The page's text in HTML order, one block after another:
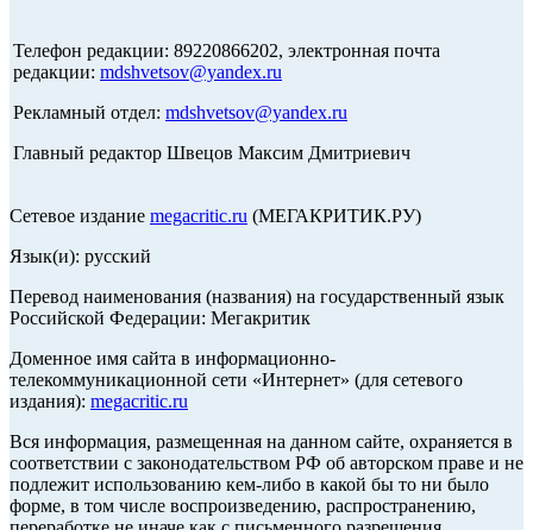
Телефон редакции: 89220866202, электронная почта
редакции: mdshvetsov@yandex.ru
Рекламный отдел: mdshvetsov@yandex.ru
Главный редактор Швецов Максим Дмитриевич
Сетевое издание megacritic.ru (МЕГАКРИТИК.РУ)
Язык(и): русский
Перевод наименования (названия) на государственный язык
Российской Федерации: Мегакритик
Доменное имя сайта в информационно-
телекоммуникационной сети «Интернет» (для сетевого
издания): megacritic.ru
Вся информация, размещенная на данном сайте, охраняется в
соответствии с законодательством РФ об авторском праве и не
подлежит использованию кем-либо в какой бы то ни было
форме, в том числе воспроизведению, распространению,